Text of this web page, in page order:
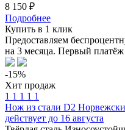
8 150 ₽
Подробнее
Купить в 1 клик
Предоставляем
на 3 месяца. Первый
-15%
Хит продаж
1 1 1 1 1
Нож из стали D2
действует до 16 августа